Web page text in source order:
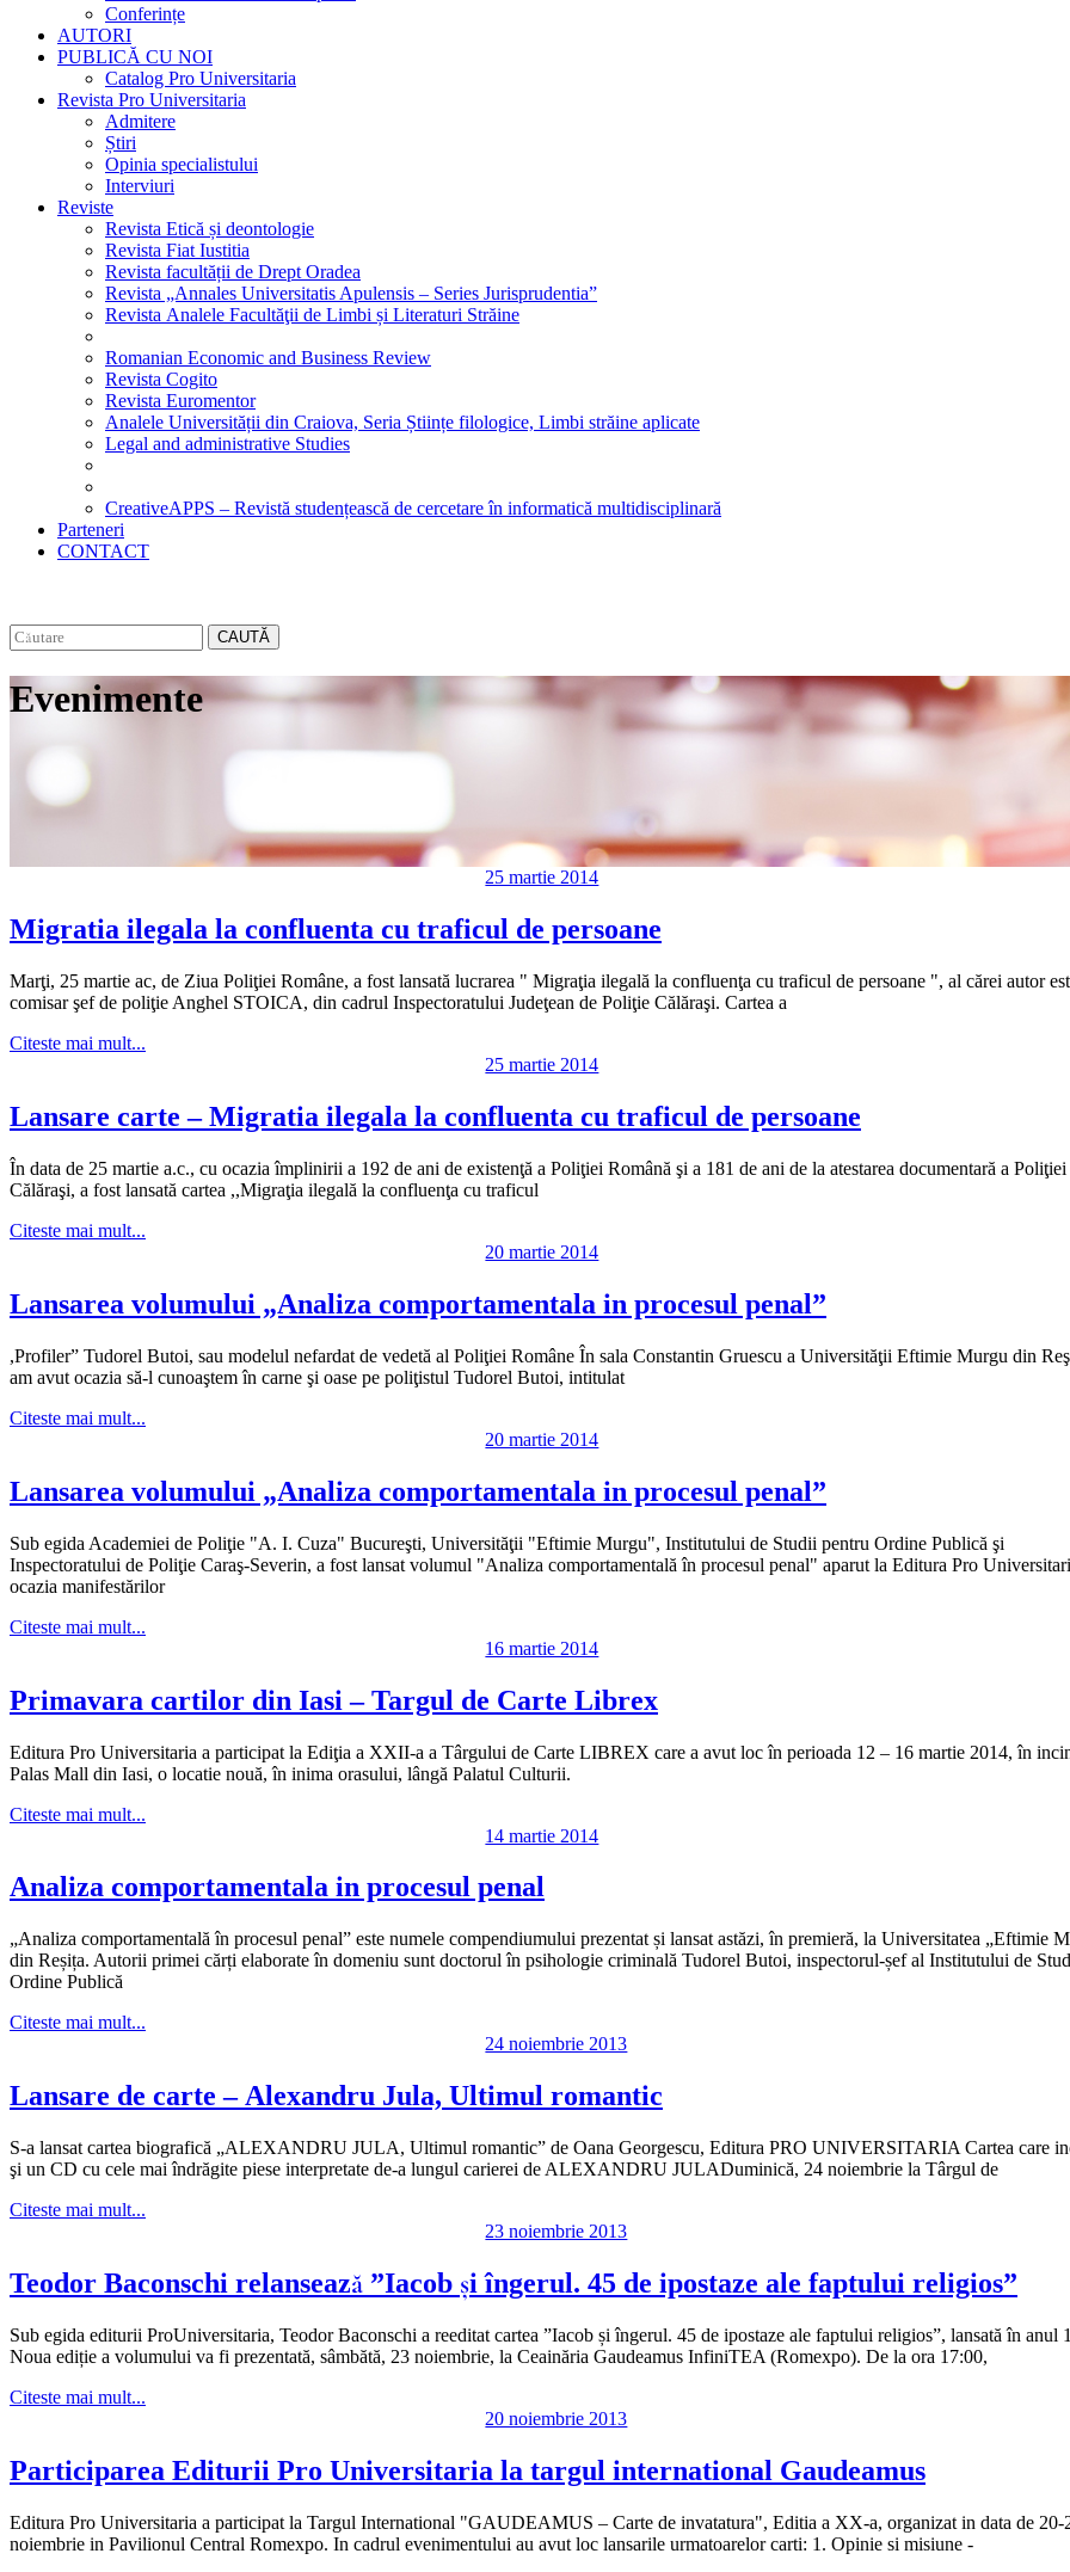
Conferințe
AUTORI
PUBLICĂ CU NOI
Catalog Pro Universitaria
Revista Pro Universitaria
Admitere
Știri
Opinia specialistului
Interviuri
Reviste
Revista Etică și deontologie
Revista Fiat Iustitia
Revista facultății de Drept Oradea
Revista „Annales Universitatis Apulensis – Series Jurisprudentia”
Revista Analele Facultăţii de Limbi și Literaturi Străine
Romanian Economic and Business Review
Revista Cogito
Revista Euromentor
Analele Universității din Craiova, Seria Științe filologice, Limbi străine aplicate
Legal and administrative Studies
CreativeAPPS – Revistă studențească de cercetare în informatică multidisciplinară
Parteneri
CONTACT
CAUTĂ
Evenimente
25 martie 2014
Migratia ilegala la confluenta cu traficul de persoane
Marţi, 25 martie ac, de Ziua Poliţiei Române, a fost lansată lucrarea " Migraţia ilegală la confluenţa cu traficul de persoane ", al cărei autor
comisar şef de poliţie Anghel STOICA, din cadrul Inspectoratului Judeţean de Poliţie Călăraşi. Cartea a
Citeste mai mult...
25 martie 2014
Lansare carte – Migratia ilegala la confluenta cu traficul de persoane
În data de 25 martie a.c., cu ocazia împlinirii a 192 de ani de existenţă a Poliţiei Română şi a 181 de ani de la atestarea documentară a Poliţiei
Călăraşi, a fost lansată cartea ,,Migraţia ilegală la confluenţa cu traficul
Citeste mai mult...
20 martie 2014
Lansarea volumului „Analiza comportamentala in procesul penal”
,Profiler” Tudorel Butoi, sau modelul nefardat de vedetă al Poliţiei Române În sala Constantin Gruescu a Universităţii Eftimie Murgu din
am avut ocazia să-l cunoaştem în carne şi oase pe poliţistul Tudorel Butoi, intitulat
Citeste mai mult...
20 martie 2014
Lansarea volumului „Analiza comportamentala in procesul penal”
Sub egida Academiei de Poliţie "A. I. Cuza" Bucureşti, Universităţii "Eftimie Murgu", Institutului de Studii pentru Ordine Publică şi
Inspectoratului de Poliţie Caraş-Severin, a fost lansat volumul "Analiza comportamentală în procesul penal" aparut la Editura Pro
ocazia manifestărilor
Citeste mai mult...
16 martie 2014
Primavara cartilor din Iasi – Targul de Carte Librex
Editura Pro Universitaria a participat la Ediţia a XXII‐a a Târgului de Carte LIBREX care a avut loc în perioada 12 – 16 martie 2014, în
Palas Mall din Iasi, o locatie nouă, în inima orasului, lângă Palatul Culturii.
Citeste mai mult...
14 martie 2014
Analiza comportamentala in procesul penal
„Analiza comportamentală în procesul penal” este numele compendiumului prezentat și lansat astăzi, în premieră, la Universitatea „Eftimie
din Reșița. Autorii primei cărți elaborate în domeniu sunt doctorul în psihologie criminală Tudorel Butoi, inspectorul-șef al Institutului de
Ordine Publică
Citeste mai mult...
24 noiembrie 2013
Lansare de carte – Alexandru Jula, Ultimul romantic
S-a lansat cartea biografică „ALEXANDRU JULA, Ultimul romantic” de Oana Georgescu, Editura PRO UNIVERSITARIA Cartea care
şi un CD cu cele mai îndrăgite piese interpretate de-a lungul carierei de ALEXANDRU JULADuminică, 24 noiembrie la Târgul de
Citeste mai mult...
23 noiembrie 2013
Teodor Baconschi relansează ”Iacob și îngerul. 45 de ipostaze ale faptului religios”
Sub egida editurii ProUniversitaria, Teodor Baconschi a reeditat cartea ”Iacob și îngerul. 45 de ipostaze ale faptului religios”, lansată în anul
Noua ediție a volumului va fi prezentată, sâmbătă, 23 noiembrie, la Ceainăria Gaudeamus InfiniTEA (Romexpo). De la ora 17:00,
Citeste mai mult...
20 noiembrie 2013
Participarea Editurii Pro Universitaria la targul international Gaudeamus
Editura Pro Universitaria a participat la Targul International "GAUDEAMUS – Carte de invatatura", Editia a XX-a, organizat in data de 20-
noiembrie in Pavilionul Central Romexpo. In cadrul evenimentului au avut loc lansarile urmatoarelor carti: 1. Opinie si misiune -